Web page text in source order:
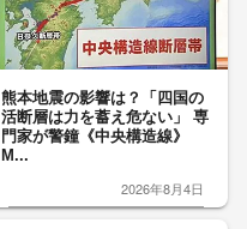
熊本地震の影響は？「四国の
活断層は力を蓄え危ない」 専
門家が警鐘《中央構造線》
M...
2026年8月4日